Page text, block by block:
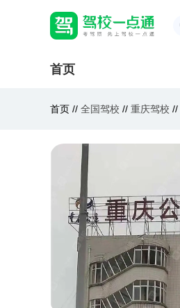
首页
首页 // 全国驾校 // 重庆驾校 //